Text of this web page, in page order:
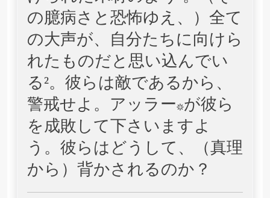
の臆病さと恐怖ゆえ、）全て
の大声が、自分たちに向けら
れたものだと思い込んでい
る²。彼らは敵であるから、
警戒せよ。アッラー*が彼ら
を成敗して下さいますよ
う。彼らはどうして、（真理
から）背かされるのか？